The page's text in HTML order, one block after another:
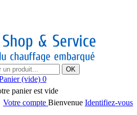
OK
(vide) 0
panier est vide
Votre compte Bienvenue Identifiez-vous